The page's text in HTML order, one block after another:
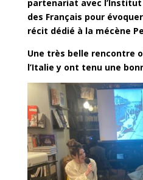
partenariat avec
des Français pour
récit dédié à la mécène
Une très belle rencontre
l’Italie y ont tenu une